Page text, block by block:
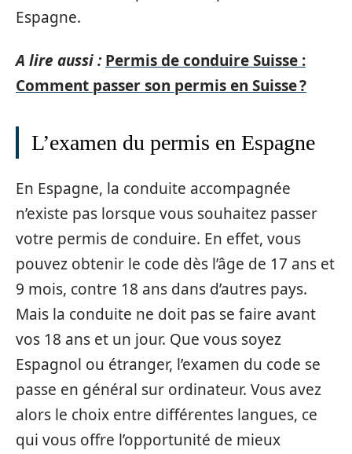
Espagne.
A lire aussi : Permis de conduire Suisse :
Comment passer son permis en Suisse ?
L’examen du permis en Espagne
En Espagne, la conduite accompagnée
n’existe pas lorsque vous souhaitez passer
votre permis de conduire. En effet, vous
pouvez obtenir le code dès l’âge de 17 ans et
9 mois, contre 18 ans dans d’autres pays.
Mais la conduite ne doit pas se faire avant
vos 18 ans et un jour. Que vous soyez
Espagnol ou étranger, l’examen du code se
passe en général sur ordinateur. Vous avez
alors le choix entre différentes langues, ce
qui vous offre l’opportunité de mieux